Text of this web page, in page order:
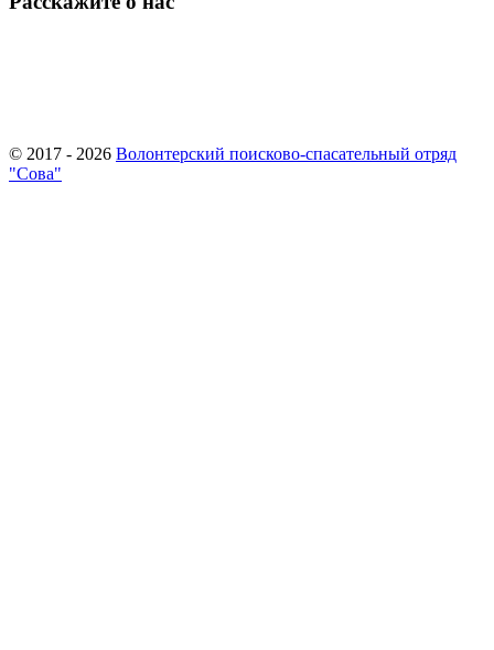
© 2017 - 2026 Волонтерский поисково-спасательный отряд
"Сова"